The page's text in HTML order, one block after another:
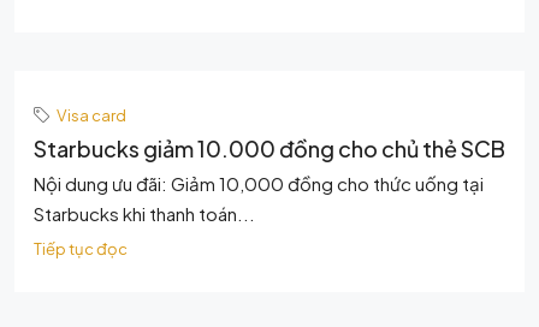
Visa card
Starbucks giảm 10.000 đồng cho chủ thẻ SCB
Nội dung ưu đãi: Giảm 10,000 đồng cho thức uống tại
Starbucks khi thanh toán...
Tiếp tục đọc